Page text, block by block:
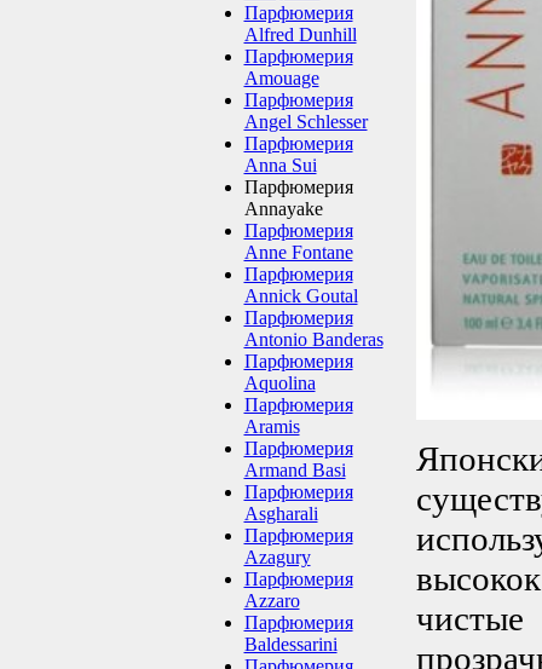
Парфюмерия
Alfred Dunhill
Парфюмерия
Amouage
Парфюмерия
Angel Schlesser
Парфюмерия
Anna Sui
Парфюмерия
Annayake
Парфюмерия
Anne Fontane
Парфюмерия
Annick Goutal
Парфюмерия
Antonio Banderas
Парфюмерия
Aquolina
Парфюмерия
Aramis
Парфюмерия
Armand Basi
Парфюмерия
Asgharali
Парфюмерия
Azagury
Парфюмерия
Azzaro
Парфюмерия
Baldessarini